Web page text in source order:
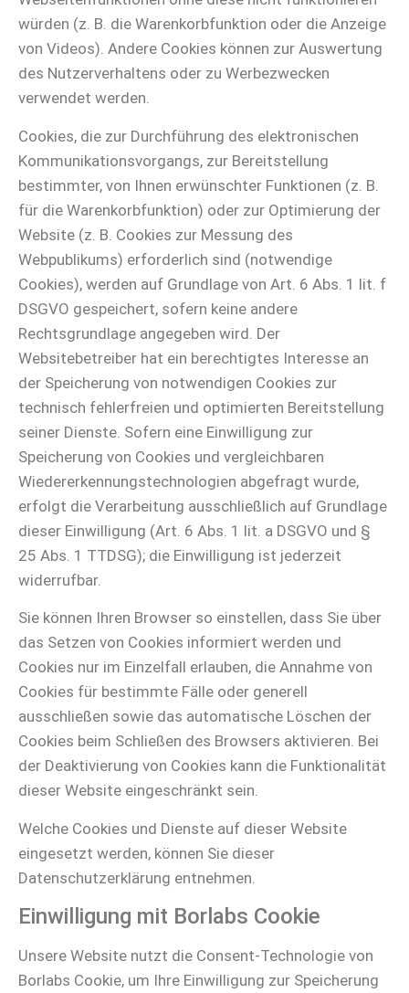
würden (z. B. die Warenkorbfunktion oder die Anzeige
von Videos). Andere Cookies können zur Auswertung
des Nutzerverhaltens oder zu Werbezwecken
verwendet werden.
Cookies, die zur Durchführung des elektronischen
Kommunikationsvorgangs, zur Bereitstellung
bestimmter, von Ihnen erwünschter Funktionen (z. B.
für die Warenkorbfunktion) oder zur Optimierung der
Website (z. B. Cookies zur Messung des
Webpublikums) erforderlich sind (notwendige
Cookies), werden auf Grundlage von Art. 6 Abs. 1 lit. f
DSGVO gespeichert, sofern keine andere
Rechtsgrundlage angegeben wird. Der
Websitebetreiber hat ein berechtigtes Interesse an
der Speicherung von notwendigen Cookies zur
technisch fehlerfreien und optimierten Bereitstellung
seiner Dienste. Sofern eine Einwilligung zur
Speicherung von Cookies und vergleichbaren
Wiedererkennungstechnologien abgefragt wurde,
erfolgt die Verarbeitung ausschließlich auf Grundlage
dieser Einwilligung (Art. 6 Abs. 1 lit. a DSGVO und §
25 Abs. 1 TTDSG); die Einwilligung ist jederzeit
widerrufbar.
Sie können Ihren Browser so einstellen, dass Sie über
das Setzen von Cookies informiert werden und
Cookies nur im Einzelfall erlauben, die Annahme von
Cookies für bestimmte Fälle oder generell
ausschließen sowie das automatische Löschen der
Cookies beim Schließen des Browsers aktivieren. Bei
der Deaktivierung von Cookies kann die Funktionalität
dieser Website eingeschränkt sein.
Welche Cookies und Dienste auf dieser Website
eingesetzt werden, können Sie dieser
Datenschutzerklärung entnehmen.
Einwilligung mit Borlabs Cookie
Unsere Website nutzt die Consent-Technologie von
Borlabs Cookie, um Ihre Einwilligung zur Speicherung